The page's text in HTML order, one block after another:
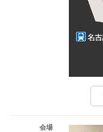
会場